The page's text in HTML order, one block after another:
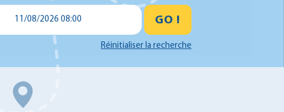
11/08/2026 08:00 GO !
Réinitialiser la recherche